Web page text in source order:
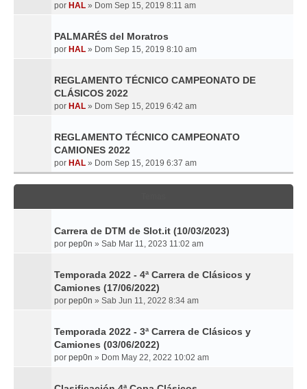
por HAL » Dom Sep 15, 2019 8:11 am
PALMARÉS del Moratros
por HAL » Dom Sep 15, 2019 8:10 am
REGLAMENTO TÉCNICO CAMPEONATO DE
CLÁSICOS 2022
por HAL » Dom Sep 15, 2019 6:42 am
REGLAMENTO TÉCNICO CAMPEONATO
CAMIONES 2022
por HAL » Dom Sep 15, 2019 6:37 am
Carrera de DTM de Slot.it (10/03/2023)
por pep0n » Sab Mar 11, 2023 11:02 am
Temporada 2022 - 4ª Carrera de Clásicos y
Camiones (17/06/2022)
por pep0n » Sab Jun 11, 2022 8:34 am
Temporada 2022 - 3ª Carrera de Clásicos y
Camiones (03/06/2022)
por pep0n » Dom May 22, 2022 10:02 am